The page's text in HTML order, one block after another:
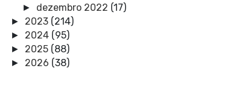
► dezembro 2022 (17)
► 2023 (214)
► 2024 (95)
► 2025 (88)
► 2026 (38)